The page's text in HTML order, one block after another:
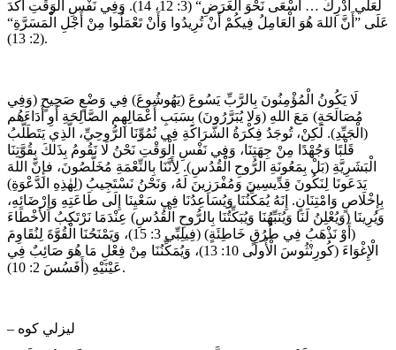
لَعَلِّي أُدْرِكُ … أَسْعَى نَحْوَ الْغَرَضِ“ (3: 12، 14). وَفِي نَفْسِ الْوَقْتِ أَكَّدَ
عَلَى ”أَنَّ اللهَ هُوَ الْعَامِلُ فِيكُمْ أَنْ تُرِيدُوا وَأَنْ تَعْمَلُوا مِنْ أَجْلِ الْمَسَرَّةِ“
(2: 13).
لَا يَكُونُ الْمُؤْمِنُونَ بِالرَّبِّ يَسُوعَ (يَهُوشُوعَ) فِي وَضْعٍ صَحِيحٍ (وَفِي
مُصَالَحَةٍ) مَعَ اللهِ (وَلا يُبَرَّرُونَ) بِسَبَبِ أَعْمَالِهِم الصَّالِحَةِ أَوِ أَدَاءَهُم
(الْجَيِّدِ). لَكِنْ، تُوجَدُ فِكْرَةُ الشَّرَاكَةِ فِي نُمُوِّنَا الرُّوحِيِّ، الَّذِي يَتَطَلَّبُ
قَلْبًا وَجُهْدًا مِنْ جِهَتِنَا، وَفِي نَفْسِ الْوَقْتِ نَحْنُ لَا نَقُومُ بِذَلكَ بِقُوَّتِنَا
الْبَشَرِيَّةِ (بَلْ بِمَعُونَةِ الرُّوحِ الْقُدُسِ). لِأَنَّنَا بِالنِّعْمَةِ مُخَلَّصُونَ، فإِنَّ اللهَ
يَدَعَونَا لِنَكُونَ قِدِّيسِينَ وَمُفْرَزِينَ لَهُ، وَنَحْنُ نَسْتَجِيبُ (لِهٰذِهِ الدَّعْوَةِ)
بِإِخْلَاصٍ وَامْتِنَانٍ. إِنَهُ يُمَكِّنُنَا وَيُسَاعِدُنَا فِي سَعْيِنَا إِلَى طَاعَتِهِ وَإِرْضَائِهِ،
وَيُرِينَا (وَيُعْلِنُ لَنَا وَيُنَبِّهُنَا وَيُبَكِّتُنَا بِالرُّوحِ الْقُدُسِ) عِنْدَمَا نَرْتَكِبُ الأَخْطَاءَ
(أَوْ نَذْهَبُ فِي طُرُقٍ خَاطِئَةٍ) (فِيلِبِّي 3: 15)، وَيَمْنَحُنَا الْقُوَّةَ لِنُقَاوِمَ
الْإِغْوَاءَ (كُورِنْثُوسَ الْأُولَى 10: 13)، وَيُمَكِّنُنَا مِنْ فِعْلِ مَا هُوَ صَائِبٌ فِي
عَيْنَيْهِ (أَفَسُسَ 2: 10).
– ليزلي كوه